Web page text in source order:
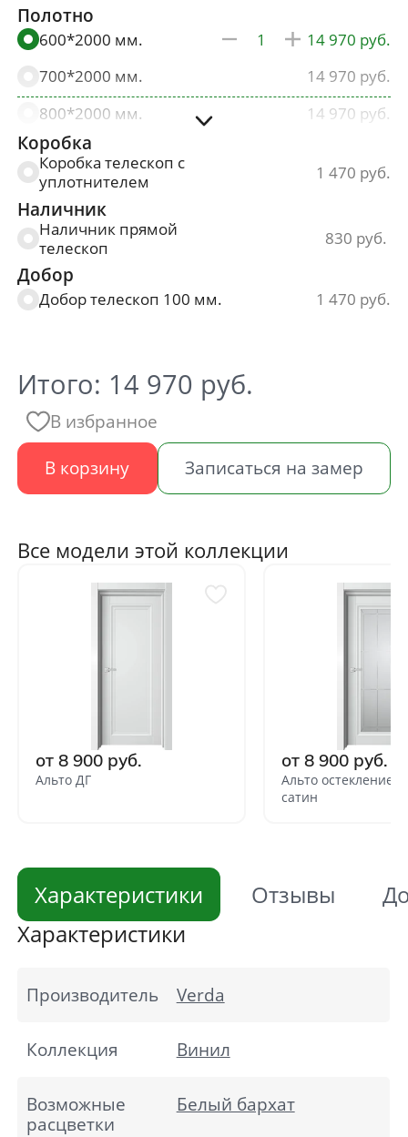
Полотно
600*2000 мм.
14 970
700*2000 мм.
14 970
800*2000 мм.
14 970
900*2000 мм.
Коробка
Коробка телескоп с
уплотнителем
1 470
Наличник
Наличник прямой
телескоп
830
Добор
Добор телескоп 100 мм. 1 470
Итого: 14 970 руб.
В избранное
В корзину
Записаться на замер
Все модели этой коллекции
от 8 900 руб.
Альто ДГ
от 8 900 руб.
Альто остекление
сатин
Характеристики Отзывы
Характеристики
Производитель Verda
Коллекция Винил
Возможные
расцветки
Белый бархат